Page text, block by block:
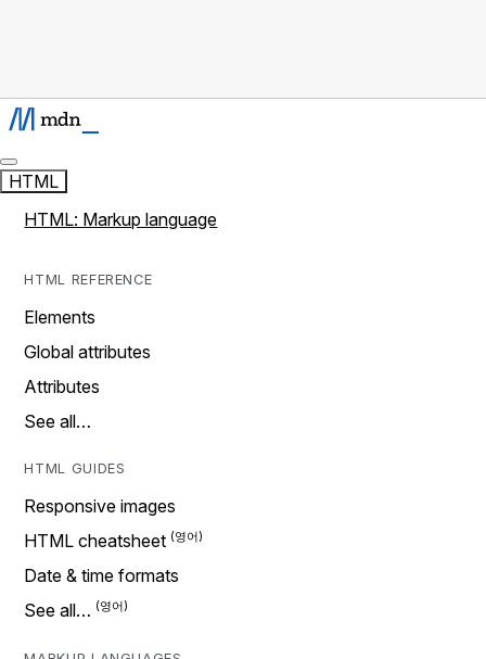
HTML
HTML: Markup language
HTML REFERENCE
Elements
Global attributes
Attributes
See all…
HTML GUIDES
Responsive images
HTML cheatsheet
Date & time formats
See all…